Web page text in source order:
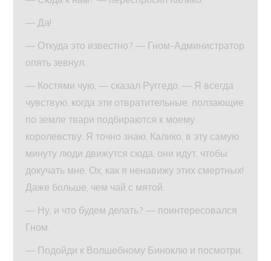
— Да!
— Откуда это известно? — Гном-Администратор
опять зевнул.
— Костями чую, — сказал Руггедо. — Я всегда
чувствую, когда эти отвратительные, ползающие
по земле твари подбираются к моему
королевству. Я точно знаю, Калико, в эту самую
минуту люди движутся сюда, они идут, чтобы
докучать мне. Ох, как я ненавижу этих смертных!
Даже больше, чем чай с мятой.
— Ну, и что будем делать? — поинтересовался
Гном.
— Подойди к Волшебному Биноклю и посмотри,